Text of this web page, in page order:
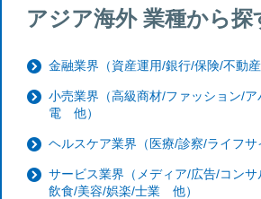
アジア海外 業種から探
金融業界（資産運用/銀行/保険/不動
小売業界（高級商材/ファッション/
電 他）
ヘルスケア業界（医療/診察/ライフ
サービス業界（メディア/広告/コン
飲食/美容/娯楽/士業 他）